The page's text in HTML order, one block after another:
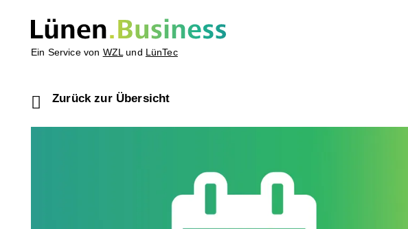
Ein Service von WZL und LünTec
Zurück zur Übersicht